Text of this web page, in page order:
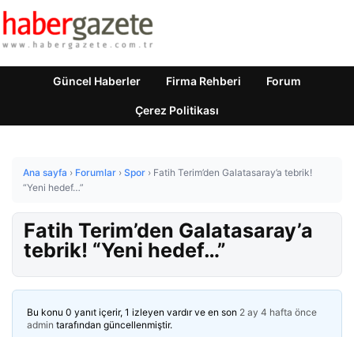
Güncel Haberler Firma Rehberi Forum
Çerez Politikası
Ana sayfa › Forumlar › Spor › Fatih Terim’den Galatasaray’a tebrik!
“Yeni hedef…”
Fatih Terim’den Galatasaray’a
tebrik! “Yeni hedef…”
Bu konu 0 yanıt içerir, 1 izleyen vardır ve en son 2 ay 4 hafta önce
admin tarafından güncellenmiştir.